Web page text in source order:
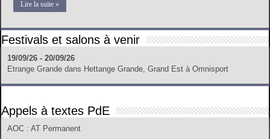
Lire la suite »
Festivals et salons à venir
19/09/26 - 20/09/26
Etrange Grande dans Hettange Grande, Grand Est à Omnisport
Appels à textes PdE
AOC : AT Permanent